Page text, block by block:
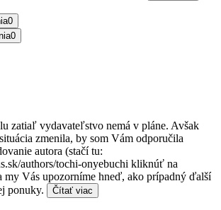
0
0
zatiaľ vydavateľstvo nemá v pláne. Avšak
zmenila, by som Vám odporučila
autora (stačí tu:
authors/tochi-onyebuchi kliknúť na
my Vás upozorníme hneď, ako prípadný ďalší
ponuky.
Čítať viac